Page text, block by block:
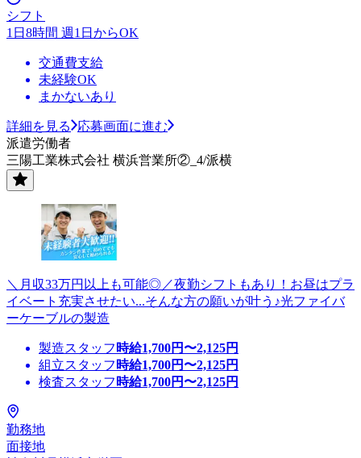
シフト
1日8時間 週1日からOK
交通費支給
未経験OK
まかないあり
詳細を見る
応募画面に進む
派遣労働者
三陽工業株式会社 横浜営業所②_4/派横
＼月収33万円以上も可能◎／夜勤シフトもあり！お昼はプラ
イベート充実させたい...そんな方の願いが叶う♪光ファイバ
ーケーブルの製造
製造スタッフ 時給1,700円〜2,125円
組立スタッフ 時給1,700円〜2,125円
検査スタッフ 時給1,700円〜2,125円
勤務地
面接地